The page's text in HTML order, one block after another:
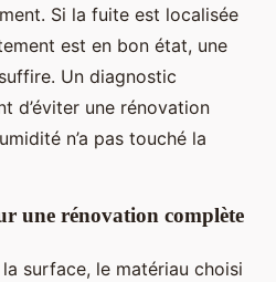
Si la fuite est localisée
est en bon état, une
Un diagnostic
d’éviter une rénovation
n’a pas touché la
une rénovation complète
surface, le matériau choisi